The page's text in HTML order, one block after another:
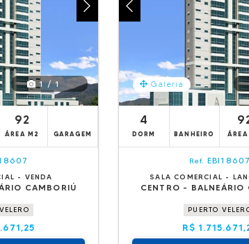
1 / 1
92
ÁREA M2 GARAGEM
- VENDA
CAMBORIÚ
Galeria
4
DORM BANHEIRO ÁREA
Ref. EBI18607
SALA COMERCIAL -
CENTRO - BALNEÁRIO
PUERTO
R$